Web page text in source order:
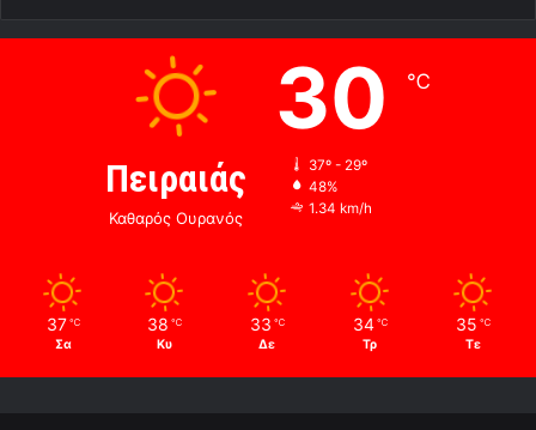
Πειραιάς
Καθαρός Ουρανός
30 ℃
37º - 29º
48%
1.34 km/h
37 ℃
Σα
38 ℃
Κυ
33 ℃
Δε
34 ℃
Τρ
35 ℃
Τε